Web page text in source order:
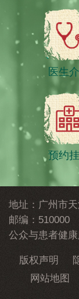
医生
预约
地址：广州市
邮编： 510000
公众与患者健
版权声明
网站地图